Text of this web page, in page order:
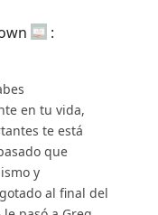
:
en tu vida,
te está
que
y
al final del